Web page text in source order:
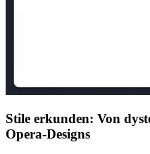
Stile erkunden: Von
Opera-Designs